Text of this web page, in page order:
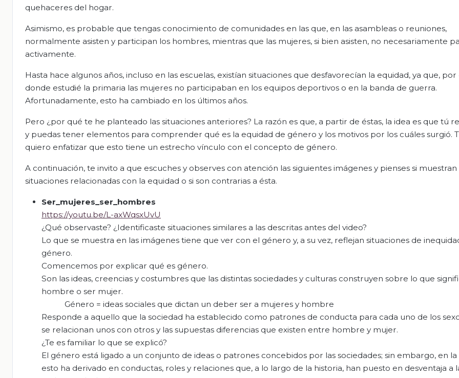
quehaceres del hogar.
Asimismo, es probable que tengas conocimiento de comunidades en las que, en las asambleas o reuniones,
normalmente asisten y participan los hombres, mientras que las mujeres, si bien asisten, no necesariamente
activamente.
Hasta hace algunos años, incluso en las escuelas, existían situaciones que desfavorecían la equidad, ya que,
donde estudié la primaria las mujeres no participaban en los equipos deportivos o en la banda de guerra.
Afortunadamente, esto ha cambiado en los últimos años.
Pero ¿por qué te he planteado las situaciones anteriores? La razón es que, a partir de éstas, la idea es que tú
y puedas tener elementos para comprender qué es la equidad de género y los motivos por los cuáles surgió.
quiero enfatizar que esto tiene un estrecho vínculo con el concepto de género.
A continuación, te invito a que escuches y observes con atención las siguientes imágenes y pienses si muestran
situaciones relacionadas con la equidad o si son contrarias a ésta.
Ser_mujeres_ser_ hombres
https://youtu.be/L-axWqsxUvU
¿Qué observaste? ¿Identificaste situaciones similares a las descritas antes del video?
Lo que se muestra en las imágenes tiene que ver con el género y, a su vez, reflejan situaciones de
género.
Comencemos por explicar qué es género.
Son las ideas, creencias y costumbres que las distintas sociedades y culturas construyen sobre lo que
hombre o ser mujer.
Género = ideas sociales que dictan un deber ser a mujeres y hombre
Responde a aquello que la sociedad ha establecido como patrones de conducta para cada uno de los
se relacionan unos con otros y las supuestas diferencias que existen entre hombre y mujer.
¿Te es familiar lo que se explicó?
El género está ligado a un conjunto de ideas o patrones concebidos por las sociedades; sin embargo, en
esto ha derivado en conductas, roles y relaciones que, a lo largo de la historia, han puesto en desventaja a